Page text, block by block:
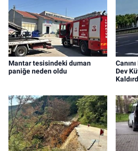
Mantar tesisindeki duman
paniğe neden oldu
Dev